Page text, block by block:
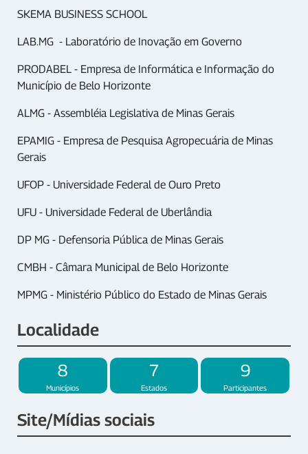
SKEMA BUSINESS SCHOOL
LAB.MG - Laboratório de Inovação em Governo
PRODABEL - Empresa de Informática e Informação do
Município de Belo Horizonte
ALMG - Assembléia Legislativa de Minas Gerais
EPAMIG - Empresa de Pesquisa Agropecuária de Minas
Gerais
UFOP - Universidade Federal de Ouro Preto
UFU - Universidade Federal de Uberlândia
DP MG - Defensoria Pública de Minas Gerais
CMBH - Câmara Municipal de Belo Horizonte
MPMG - Ministério Público do Estado de Minas Gerais
Localidade
8
Municípios
7
Estados
9
Participantes
Site/Mídias sociais